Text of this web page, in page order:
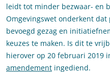
leidt tot minder bezwaar- en
Omgevingswet onderkent
bevoegd gezag en
keuzes te maken. Is dit te
hierover op 20 februari 2019
amendement ingediend.